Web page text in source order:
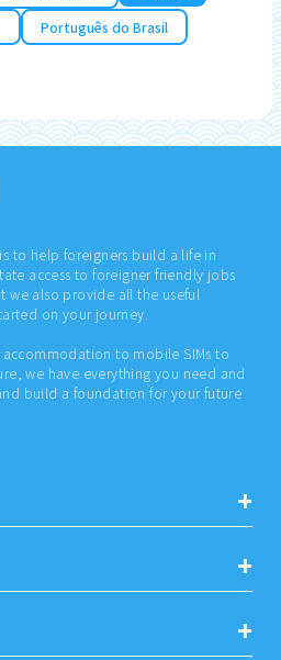
Português do Brasil
is to help foreigners build a life in
access to foreigner friendly jobs
we also provide all the useful
on your journey.
to mobile SIMs to
we have everything you need and
build a foundation for your future